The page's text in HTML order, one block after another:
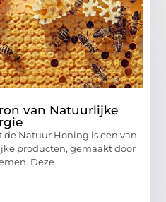
van Natuurlijke
de Natuur Honing is een van
producten, gemaakt door
Deze